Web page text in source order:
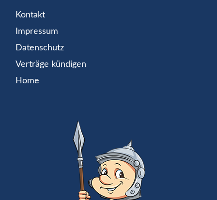
Kontakt
Impressum
Datenschutz
Verträge kündigen
Home